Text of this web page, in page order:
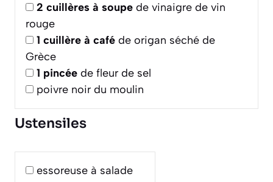
2 cuillères à soupe de vinaigre de vin
rouge
1 cuillère à café de origan séché de
Grèce
1 pincée de fleur de sel
poivre noir du moulin
Ustensiles
essoreuse à salade